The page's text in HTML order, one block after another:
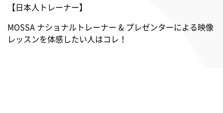
【日本人トレーナー】
MOSSA ナショナルトレーナー & プレゼンターによる映像
レッスンを体感したい人はコレ！